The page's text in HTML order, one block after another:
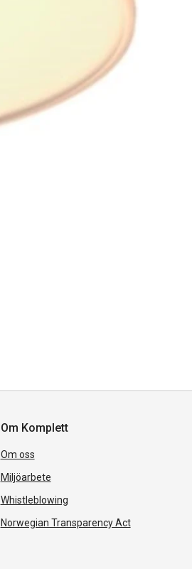
Om Komplett
Om oss
Miljöarbete
Whistleblowing
Norwegian Transparency Act